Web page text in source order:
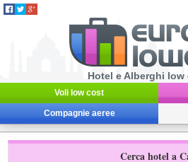
Hotel e Alberghi low
Voli low cost
Compagnie aeree
Cerca hotel a